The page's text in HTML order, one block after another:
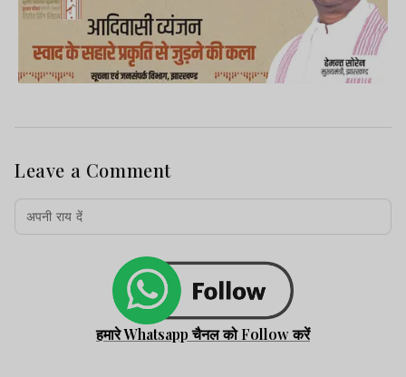
Leave a Comment
हमारे Whatsapp चैनल को Follow करें